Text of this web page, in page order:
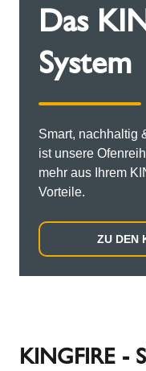
Das
System
Smart, nachhaltig
ist unsere
mehr aus Ihrem
Vorteile.
ZU DEN
KINGFIRE -